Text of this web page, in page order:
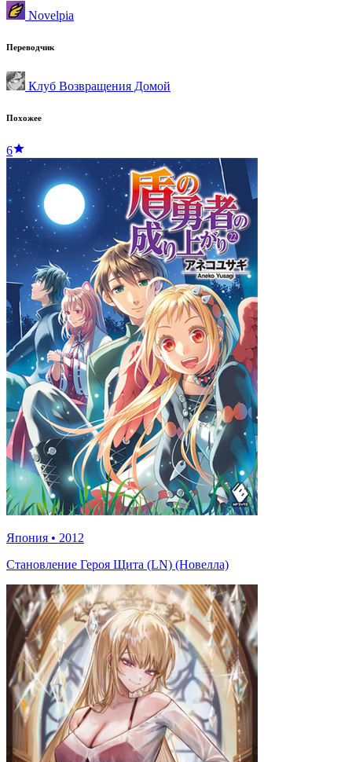
Novelpia
Переводчик
Клуб Возвращения Домой
Похожее
6
Япония • 2012
Становление Героя Щита (LN) (Новелла)